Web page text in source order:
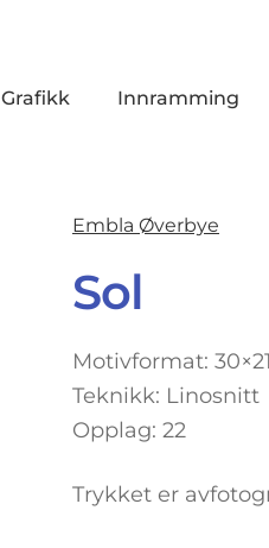
Grafikk Innramming
Embla Øverbye
Sol
Motivformat: 30×21
Teknikk: Linosnitt
Opplag: 22
Trykket er